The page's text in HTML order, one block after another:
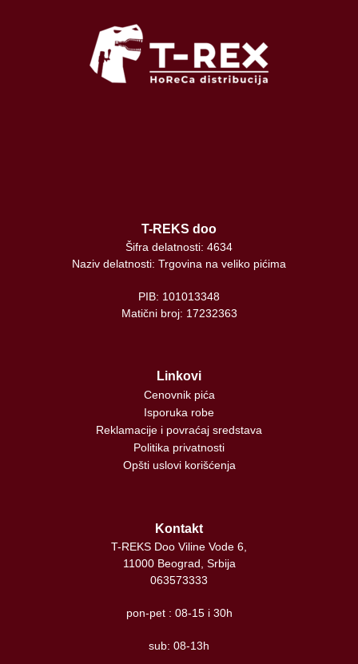
T-REKS doo
Šifra delatnosti: 4634
Naziv delatnosti: Trgovina na veliko pićima
PIB: 101013348
Matični broj: 17232363
Linkovi
Cenovnik pića
Isporuka robe
Reklamacije i povraćaj sredstava
Politika privatnosti
Opšti uslovi korišćenja
Kontakt
T-REKS Doo Viline Vode 6,
11000 Beograd, Srbija
063573333
pon-pet : 08-15 i 30h
sub: 08-13h